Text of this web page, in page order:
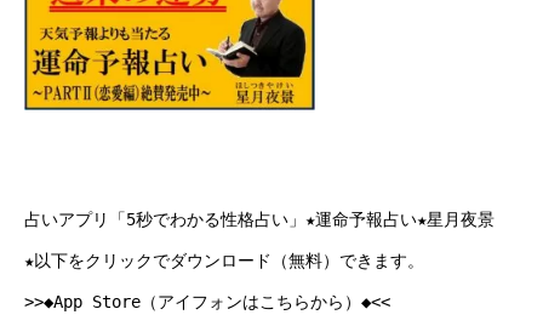
占いアプリ「5秒でわかる性格占い」★運命予報占い★星月夜景
★以下をクリックでダウンロード（無料）できます。
>>◆App Store（アイフォンはこちらから）◆<<